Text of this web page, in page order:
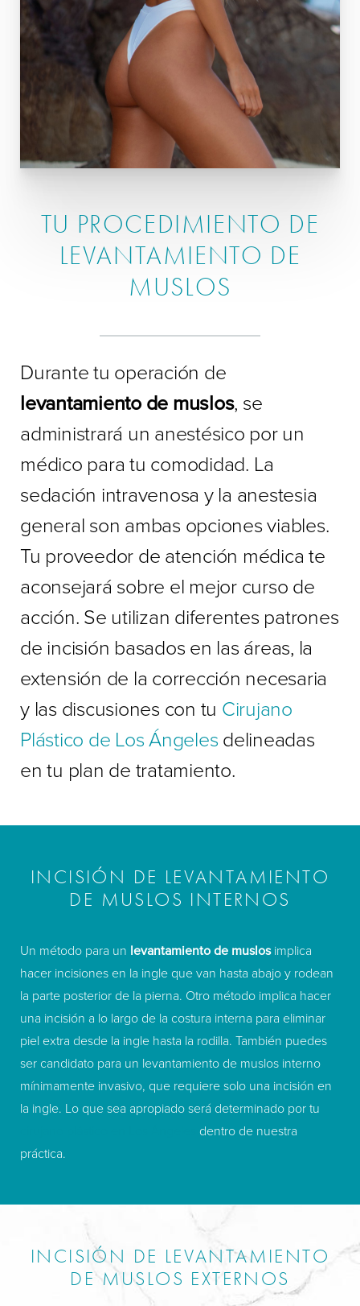
TU PROCEDIMIENTO DE
LEVANTAMIENTO DE
MUSLOS
Durante tu operación de
levantamiento de muslos, se
administrará un anestésico por un
médico para tu comodidad. La
sedación intravenosa y la anestesia
general son ambas opciones viables.
Tu proveedor de atención médica te
aconsejará sobre el mejor curso de
acción. Se utilizan diferentes patrones
de incisión basados en las áreas, la
extensión de la corrección necesaria
y las discusiones con tu Cirujano
Plástico de Los Ángeles delineadas
en tu plan de tratamiento.
INCISIÓN DE LEVANTAMIENTO
DE MUSLOS INTERNOS
Un método para un levantamiento de muslosimplica
hacer incisiones en la ingle que van hasta abajo y rodean
la parte posterior de la pierna. Otro método implica hacer
una incisión a lo largo de la costura interna para eliminar
piel extra desde la ingle hasta la rodilla. También puedes
ser candidato para un levantamiento de muslos interno
mínimamente invasivo, que requiere solo una incisión en
la ingle. Lo que sea apropiado será determinado por tu
dentro de nuestra
práctica.
INCISIÓN DE LEVANTAMIENTO
DE MUSLOS EXTERNOS